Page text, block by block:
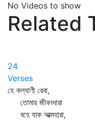
No Videos to show
Related
24
Verses
হে কল্যাণী রেবা,
তোমার জীবনধারা
বহে যাক আত্মহারা,